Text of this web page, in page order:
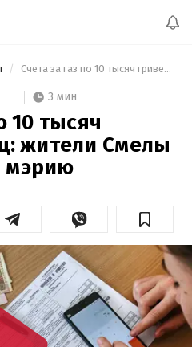
Счета за газ по 10 тысяч гривен в месяц: жители Смелы пикетировали мэрию
3 мин
10 тысяч
жители Смелы
мэрию